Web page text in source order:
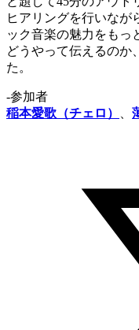
ヒアリングを行いなが
ック音楽の魅力をもっ
どうやって伝えるのか
た。
‐参加者
稲本愛歌（チェロ）